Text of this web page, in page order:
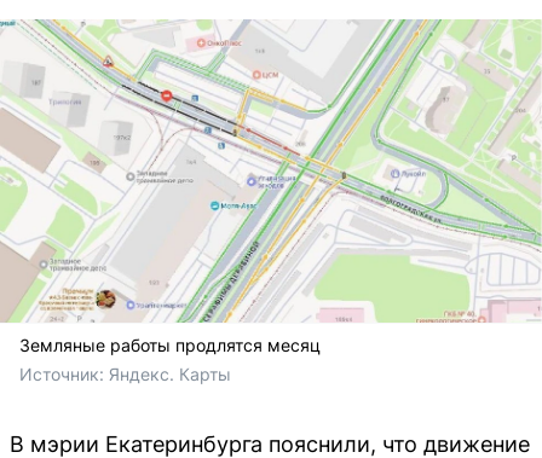
Земляные работы продлятся месяц
Источник: Яндекс. Карты
В мэрии Екатеринбурга пояснили, что движение